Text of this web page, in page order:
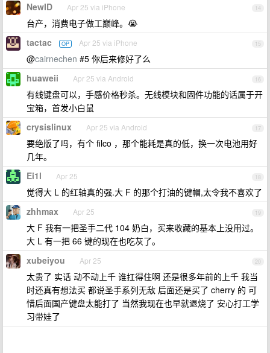
14
NewID Apr 25 via iPhone
台产，消费电子做工巅峰。😭
15
tactac OP Apr 25 via iPhone
@cairnechen #5 你后来修好了么
16
huaweii Apr 25 via Android
有线键盘可以，手感价格秒杀。无线模块和固件功能的话属于开
宝箱，首发小白鼠
17
crysislinux Apr 25 via Android
要绝版了吗，有个 filco ，那个能耗是真的低，换一次电池用好
几年。
18
Ei1l Apr 25
觉得大 L 的红轴真的强.大 F 的那个打油的键帽,太令我不喜欢了
19
zhhmax Apr 25
大 F 我有一把圣手二代 104 奶白，买来收藏的基本上没用过。
大 L 有一把 66 键的现在也吃灰了。
20
xubeiyou Apr 25
太贵了 实话 动不动上千 谁扛得住啊 还是很多年前的上千 我当
时还真有想法买 都说圣手系列无敌 后面还是买了 cherry 的 可
惜后面国产键盘太能打了 当然我现在也早就退烧了 安心打工学
习带娃了